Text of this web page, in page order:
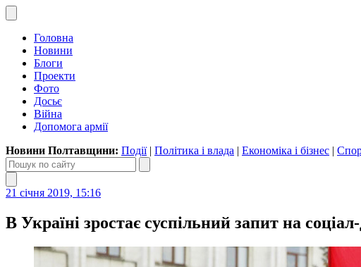
Головна
Новини
Блоги
Проекти
Фото
Досьє
Війна
Допомога армії
Новини Полтавщини: Події| Політика і влада | Економіка і бізнес |
21 січня 2019, 15:16
В Україні зростає суспільний запит на